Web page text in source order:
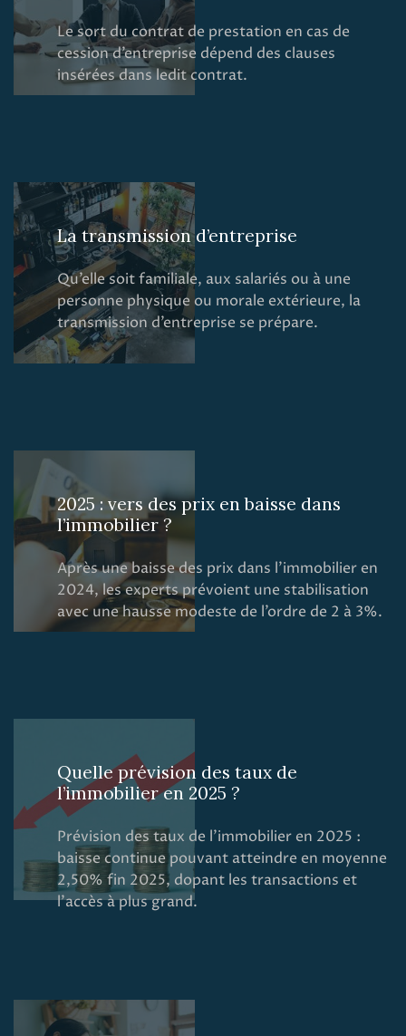
Le sort du contrat de prestation en cas de
cession d’entreprise dépend des clauses
insérées dans ledit contrat.
La transmission d’entreprise
Qu’elle soit familiale, aux salariés ou à une
personne physique ou morale extérieure, la
transmission d’entreprise se prépare.
2025 : vers des prix en baisse dans
l’immobilier ?
Après une baisse des prix dans l’immobilier en
2024, les experts prévoient une stabilisation
avec une hausse modeste de l’ordre de 2 à 3%.
Quelle prévision des taux de
l’immobilier en 2025 ?
Prévision des taux de l'immobilier en 2025 :
baisse continue pouvant atteindre en moyenne
2,50% fin 2025, dopant les transactions et
l'accès à plus grand.